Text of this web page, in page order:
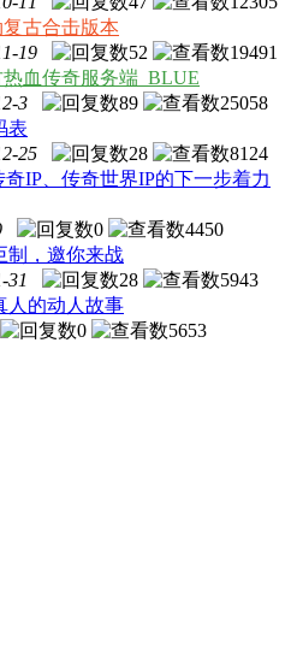
古合击版本
19 52
19491
血传奇服务端_BLUE
3 89
25058
表
25 28
8124
奇IP、传奇世界IP的下一步着力
0
4450
制，邀你来战
31 28
5943
人的动人故事
0 5653